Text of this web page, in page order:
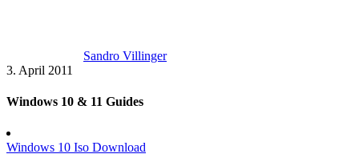
Sandro Villinger
3. April 2011
Windows 10 & 11 Guides
Windows 10 Iso Download